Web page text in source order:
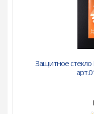
Защитное стекло